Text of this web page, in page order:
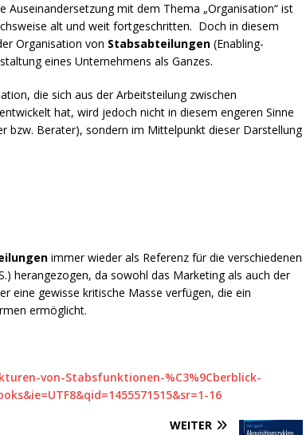
Auseinandersetzung mit dem Thema „Organisation“ ist
alt und weit fortgeschritten. Doch in diesem
Organi­sation von Stabsabteilungen (Enabling-
eines Unternehmens als Ganzes.
die sich aus der Arbeitsteilung zwischen
hat, wird jedoch nicht in diesem engeren Sinne
bzw. Berater), sondern im Mittelpunkt dieser Darstellung
immer wieder als Referenz für die verschiedenen
herangezogen, da sowohl das Marketing als auch der
eine gewisse kritische Masse verfügen, die ein
ermöglicht.
von-Stabsfunktionen-%C3%9Cberblick-
16
WEITER